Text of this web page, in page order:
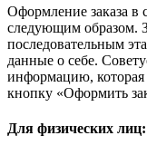
Оформление заказа в
следующим образом.
последовательным
данные о себе.
информацию,
кнопку «Оформить
Для физических лиц: